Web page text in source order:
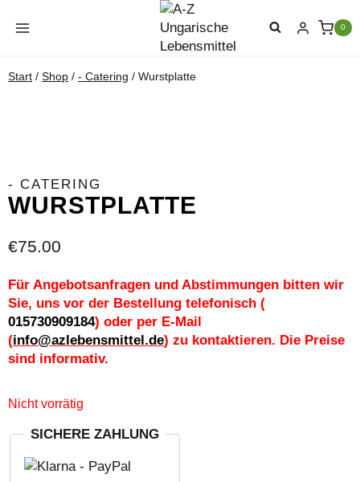
Inhalt
0
Start / Shop / - Catering / Wurstplatte
- CATERING
WURSTPLATTE
€75.00
Für Angebotsanfragen und Abstimmungen bitten wir
Sie, uns vor der Bestellung telefonisch (
015730909184) oder per E-Mail
(info@azlebensmittel.de) zu kontaktieren. Die Preise
sind informativ.
Nicht vorrätig
SICHERE ZAHLUNG